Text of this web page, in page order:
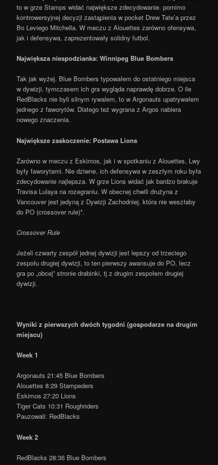
to w grze Stamps widać największe zdecydowanie. pomimo
kontrowersyjnej decyzji zastąpienia w pocket Drew Tate’a przez
Bo Leviego Mitchella. W meczu z Alouettes zarówno ofensywa,
jak i defensywa, zaprezentowały solidny futbol.
Największa niespodzianka: Winnipeg Blue Bombers
Tak jak wyżej. Blue Bombers typowałem do ostatniego miejsca
w dywizji, tymczasem ich gra wygląda naprawdę dobrze. O ile
RedBlacks nie byli silnym rywalem, to w Argonauts upatrywałem
jednego z faworytów. Dlatego też wygrana z Argos nabiera
nowego znaczenia.
Największe zaskoczenie: Postawa Lions
Zarówno w meczu z Eskimos, jak i w spotkaniu z Alouettes, Lwy
były faworytami. Nie dziwne, ich defensywa w zeszłym roku była
zdecydowanie najlepsza. W grze Lions widać jak bardzo brakuje
Travisa Lulaya na rozegraniu. W obecnej chwili drużyna z
Vancouver jest jedyną z Dywizji Zachodniej, która nie weszłaby
do PO (crossover rule)*.
Crossover Rule
Jeżeli czwarty zespół jednej dywizji jest lepszy od trzeciego
zespołu drugiej dywizji, to ten pierwszy awansuje do PO, lecz
gra po „obcej” stronie drabinki, tj z drugim zespołem drugiej
dywizji.
Wyniki z pierwszych dwóch tygodni (gospodarze na drugim
miejscu)
Week 1
Argonauts 21:45 Blue Bombers
Alouettes 8:29 Stampeders
Eskimos 27:20 Lions
Tiger Cats 10:31 Roughriders
Pauzowali: RedBlacks
Week 2
RedBlacks 28:36 Blue Bombers